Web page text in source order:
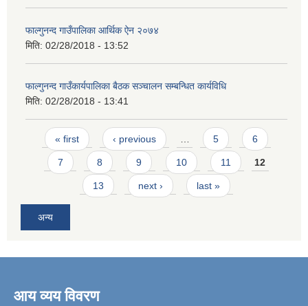
फाल्गुनन्द गाउँपालिका आर्थिक ऐन २०७४
मिति: 02/28/2018 - 13:52
फाल्गुनन्द गाउँकार्यपालिका बैठक सञ्चालन सम्बन्धित कार्यविधि
मिति: 02/28/2018 - 13:41
Pages
« first ‹ previous 5 6
7 8 9 10 11 12
13 next › last »
अन्य
आय व्यय विवरण